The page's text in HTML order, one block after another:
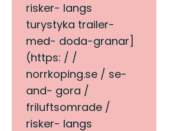
risker- langs
turystyka trailer-
med- doda-granar]
(https: / /
norrkoping.se / se-
and- gora /
friluftsomrade /
risker- langs